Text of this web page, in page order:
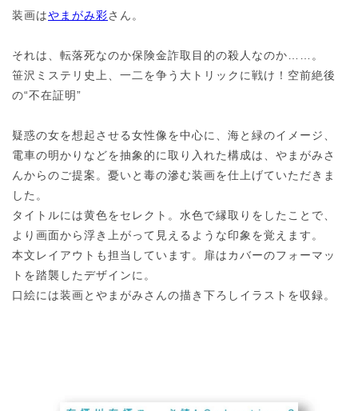
装画はやまがみ彩さん。
それは、転落死なのか保険金詐取目的の殺人なのか……。
笹沢ミステリ史上、一二を争う大トリックに戦け！空前絶後
の“不在証明”
疑惑の女を想起させる女性像を中心に、海と緑のイメージ、
電車の明かりなどを抽象的に取り入れた構成は、やまがみさ
んからのご提案。憂いと毒の滲む装画を仕上げていただきま
した。
タイトルには黄色をセレクト。水色で縁取りをしたことで、
より画面から浮き上がって見えるような印象を覚えます。
本文レイアウトも担当しています。扉はカバーのフォーマッ
トを踏襲したデザインに。
口絵には装画とやまがみさんの描き下ろしイラストを収録。